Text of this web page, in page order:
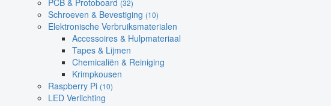
(32)
Schroeven & Bevestiging (10)
Elektronische Verbruiksmaterialen
Accessoires & Hulpmateriaal
Tapes & Lijmen
Chemicaliën & Reiniging
Krimpkousen
Raspberry Pi (10)
LED Verlichting